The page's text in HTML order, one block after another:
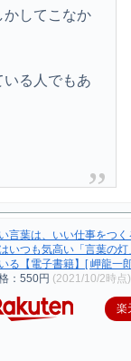
かしてこなか
る人でもあ
言葉は、いい仕事をつ
いつも気高い「言葉の
る【電子書籍】[ 岬龍一
：550円 (2021/10/2時点)
楽